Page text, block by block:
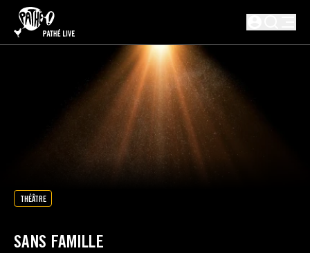
PASSER AU CONTENU PRINCIPAL
THÉÂTRE
SANS FAMILLE